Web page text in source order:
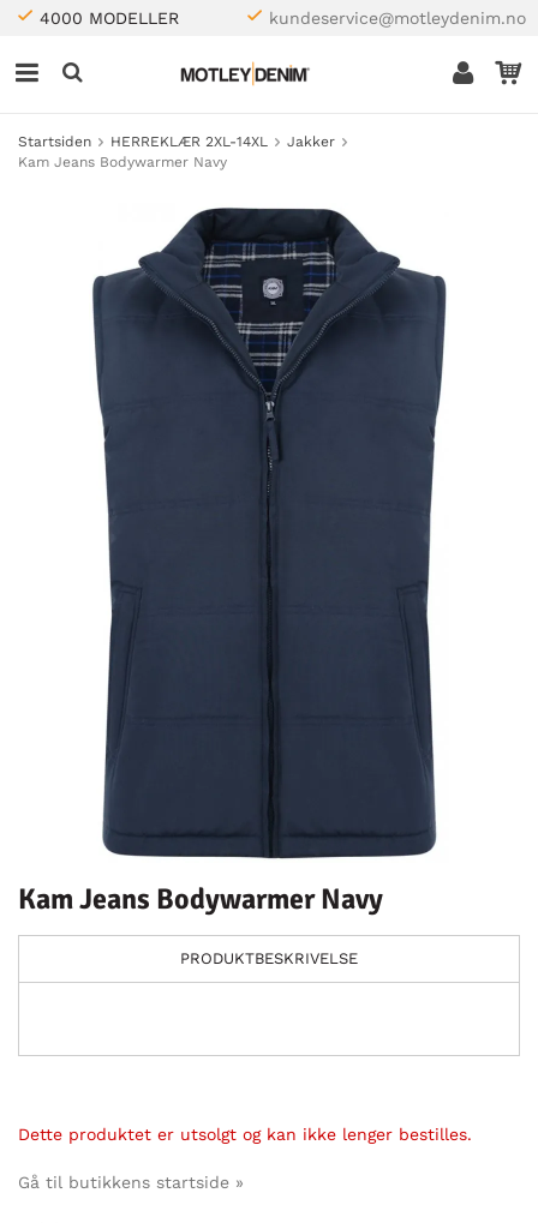
4000 MODELLER kundeservice@motleydenim.no
Startsiden HERREKLÆR 2XL-14XL
Jakker
Kam Jeans Bodywarmer Navy
Kam Jeans Bodywarmer Navy
PRODUKTBESKRIVELSE
Dette produktet er utsolgt og kan ikke lenger bestilles.
Gå til butikkens startside »